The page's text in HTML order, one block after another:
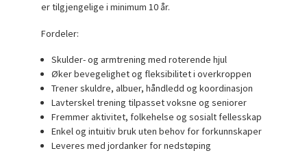
er tilgjengelige i minimum 10 år.
Fordeler:
Skulder- og armtrening med roterende hjul
Øker bevegelighet og fleksibilitet i overkroppen
Trener skuldre, albuer, håndledd og koordinasjon
Lavterskel trening tilpasset voksne og seniorer
Fremmer aktivitet, folkehelse og sosialt fellesskap
Enkel og intuitiv bruk uten behov for forkunnskaper
Leveres med jordanker for nedstøping